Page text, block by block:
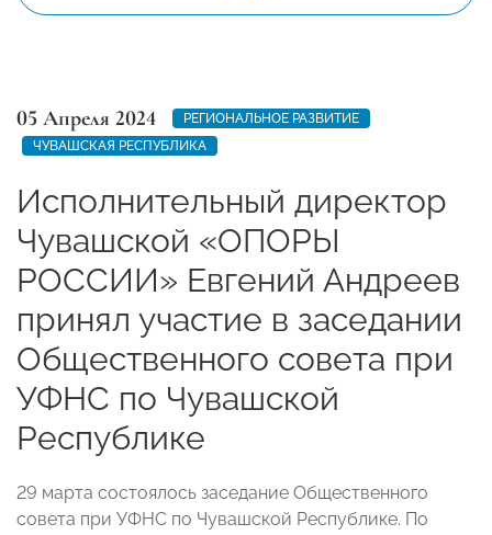
05 Апреля 2024
РЕГИОНАЛЬНОЕ РАЗВИТИЕ
ЧУВАШСКАЯ РЕСПУБЛИКА
Исполнительный директор
Чувашской «ОПОРЫ
РОССИИ» Евгений Андреев
принял участие в заседании
Общественного совета при
УФНС по Чувашской
Республике
29 марта состоялось заседание Общественного
совета при УФНС по Чувашской Республике. По